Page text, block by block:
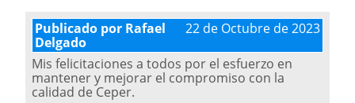
22 de Octubre de 2023
Publicado por Rafael
Delgado
Mis felicitaciones a todos por el esfuerzo en
mantener y mejorar el compromiso con la
calidad de Ceper.